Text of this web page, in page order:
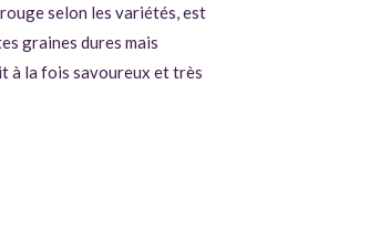
selon les variétés, est
graines dures mais
à la fois savoureux et très